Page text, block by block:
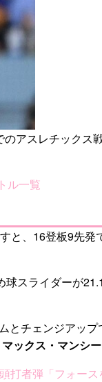
アスレチックス
ル一覧
、16登板9先
スライダーが
チェンジアッ
マックス・マンシー
者弾「フォース